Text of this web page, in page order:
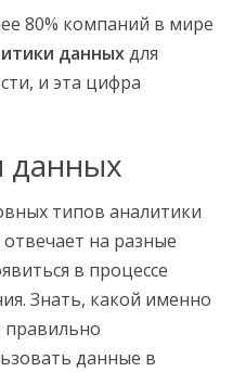
80% компаний в мире
данныхдля
и эта цифра
данных
типов аналитики
на разные
в процессе
Знать, какой именно
правильно
данные в